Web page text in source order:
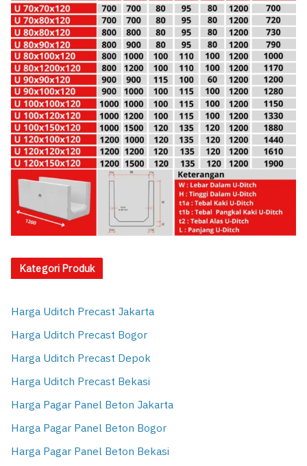
Kategori Produk
Harga Uditch Precast Jakarta
Harga Uditch Precast Bogor
Harga Uditch Precast Depok
Harga Uditch Precast Bekasi
Harga Pagar Panel Beton Jakarta
Harga Pagar Panel Beton Bogor
Harga Pagar Panel Beton Bekasi